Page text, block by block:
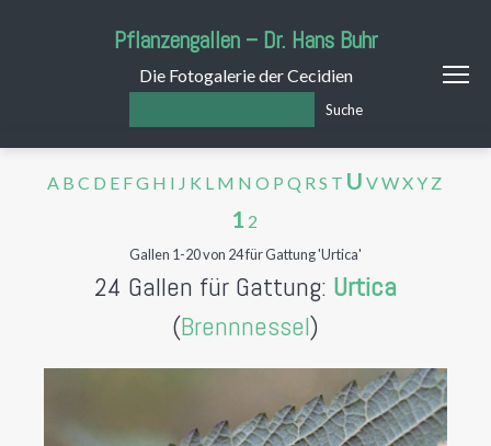
Pflanzengallen – Dr. Hans Buhr
Die Fotogalerie der Cecidien
Suche
A B C D E FG H I J K L M N O P Q R S T U VWXY Z
1 2
Gallen 1-20 von 24 für Gattung 'Urtica'
24 Gallen für Gattung: Urtica
(Brennnessel)